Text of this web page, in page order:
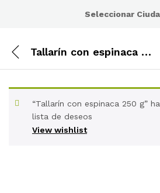
Seleccionar
Tallarín con espinaca 250 g
View wishlist
“Tallarín con espinaca 250 g”
lista de deseos